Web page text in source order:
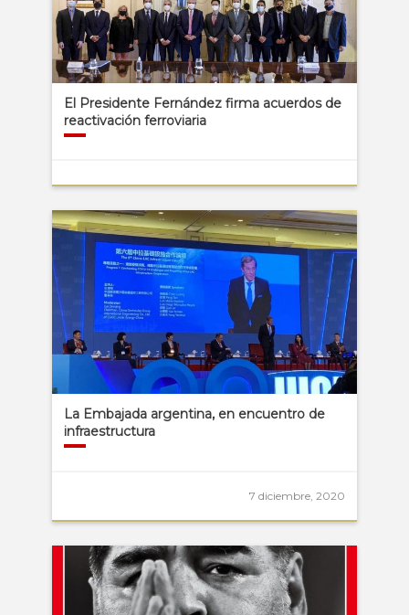
El Presidente Fernández firma acuerdos de
reactivación ferroviaria
La Embajada argentina, en encuentro de
infraestructura
7 diciembre, 2020